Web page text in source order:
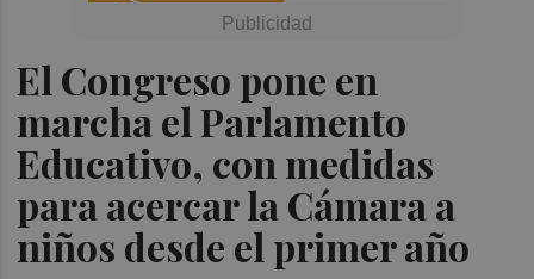
El Congreso pone en
marcha el Parlamento
Educativo, con medidas
para acercar la Cámara a
niños desde el primer año